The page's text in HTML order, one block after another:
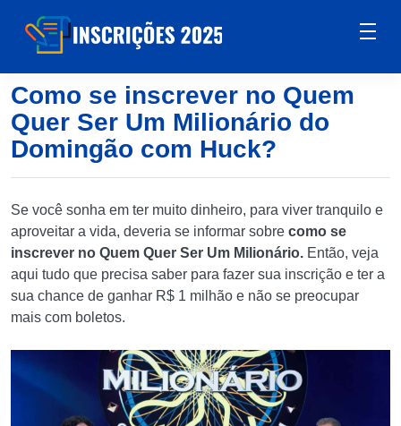
Como se inscrever no Quem
Quer Ser Um Milionário do
Domingão com Huck?
Se você sonha em ter muito dinheiro, para viver tranquilo e
aproveitar a vida, deveria se informar sobre como se
inscrever no Quem Quer Ser Um Milionário. Então, veja
aqui tudo que precisa saber para fazer sua inscrição e ter a
sua chance de ganhar R$ 1 milhão e não se preocupar
mais com boletos.